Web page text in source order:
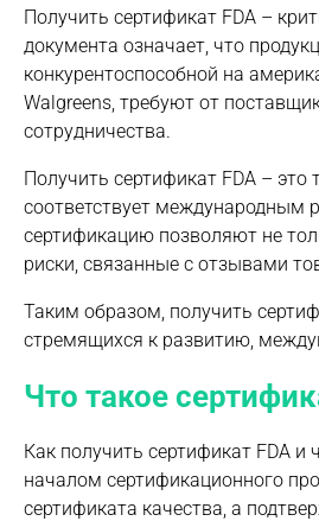
Получить сертификат FDA –
документа означает, что
конкурентоспособной на
Walgreens, требуют от
сотрудничества.
Получить сертификат FDA –
соответствует международным
сертификацию позволяют не
риски, связанные с отзывами
Таким образом, получить
стремящихся к развитию,
Что такое
Как получить сертификат FDA
началом сертификационного
сертификата качества, а